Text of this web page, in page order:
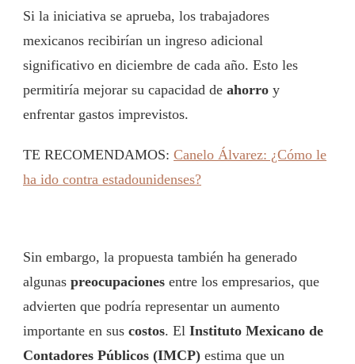
Si la iniciativa se aprueba, los trabajadores
mexicanos recibirían un ingreso adicional
significativo en diciembre de cada año. Esto les
permitiría mejorar su capacidad de ahorro y
enfrentar gastos imprevistos.
TE RECOMENDAMOS: Canelo Álvarez: ¿Cómo le
ha ido contra estadounidenses?
Sin embargo, la propuesta también ha generado
algunas preocupaciones entre los empresarios, que
advierten que podría representar un aumento
importante en sus costos. El Instituto Mexicano de
Contadores Públicos (IMCP) estima que un